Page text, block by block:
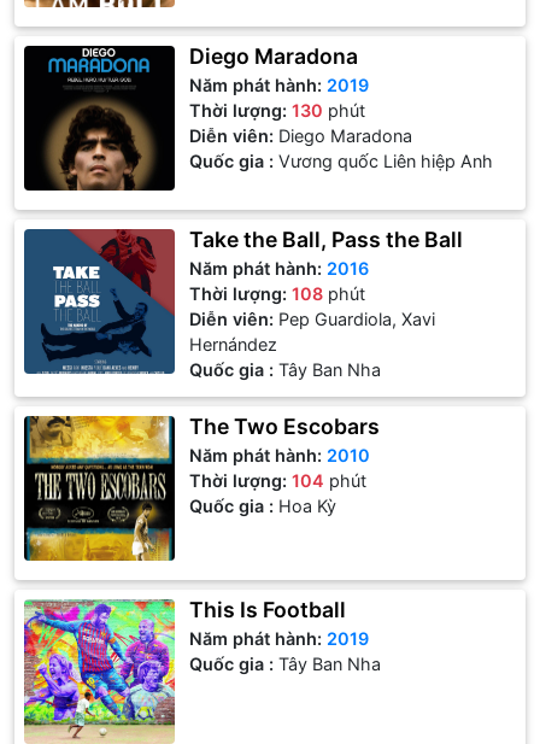
Diego Maradona
Năm phát hành: 2019
Thời lượng:130 phút
Diễn viên: Diego Maradona
Quốc gia : Vương quốc Liên hiệp Anh
Take the Ball, Pass the Ball
Năm phát hành: 2016
Thời lượng:108 phút
Diễn viên: Pep Guardiola, Xavi
Hernández
Quốc gia : Tây Ban Nha
The Two Escobars
Năm phát hành: 2010
Thời lượng:104 phút
Quốc gia : Hoa Kỳ
This Is Football
Năm phát hành: 2019
Quốc gia : Tây Ban Nha